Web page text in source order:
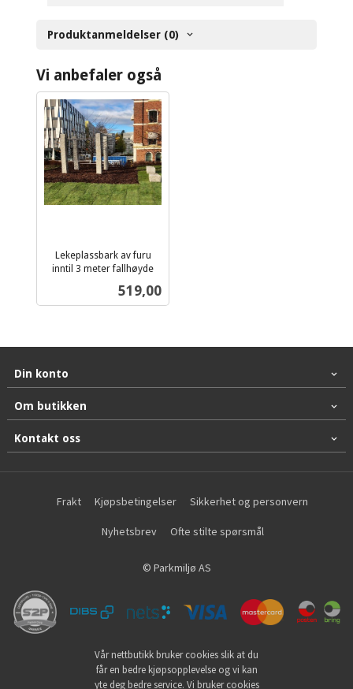
Produktanmeldelser (0)
Vi anbefaler også
Lekeplassbark av furu
inntil 3 meter fallhøyde
Pris
519,00
Din konto
Om butikken
Kontakt oss
Frakt Kjøpsbetingelser Sikkerhet og personvern
Nyhetsbrev Ofte stilte spørsmål
© Parkmiljø AS
Vår nettbutikk bruker cookies slik at du
får en bedre kjøpsopplevelse og vi kan
yte deg bedre service. Vi bruker cookies